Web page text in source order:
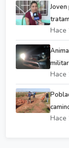
Hace
Hace
Hace